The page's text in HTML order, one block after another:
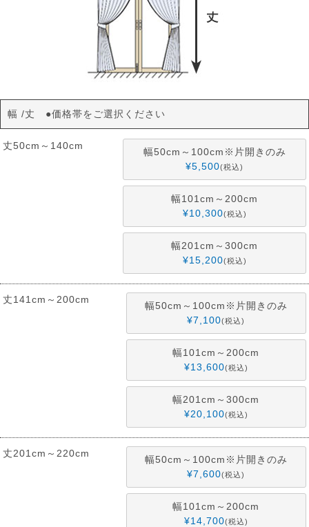
幅 丈 ●価格帯をご選択ください
丈50cm～140cm
幅50cm～100cm※片開きのみ
¥5,500 税込
幅101cm～200cm
¥10,300 税込
幅201cm～300cm
¥15,200 税込
丈141cm～200cm
幅50cm～100cm※片開きのみ
¥7,100 税込
幅101cm～200cm
¥13,600 税込
幅201cm～300cm
¥20,100 税込
丈201cm～220cm
幅50cm～100cm※片開きのみ
¥7,600 税込
幅101cm～200cm
¥14,700 税込